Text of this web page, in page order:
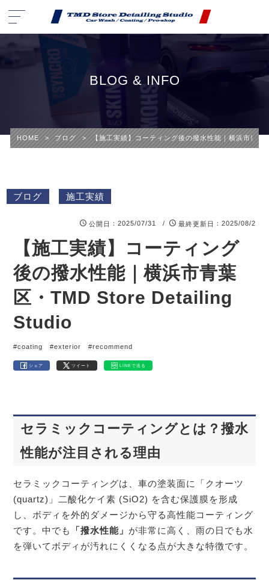
BLOG & INFO
HOME > ブログ > 【施工実績】コーティング後の撥水性能｜横浜市青
ブログ 施工実績
公開日 ：2025/07/31 / 最終更新日 ：2025/08/2
【施工実績】コーティング
後の撥水性能｜横浜市青葉
区・TMD Store Detailing
Studio
#coating #exterior #recommend
シェア ツイート LINEで送る
セラミックコーティングとは？撥水
性能が注目される理由
セラミックコーティングは、車の塗装面に「クオーツ
(quartz)」二酸化ケイ素 (SiO2) を含む保護膜を形成
し、ボディを外的ダメージから守る高性能コーティング
です。中でも
「撥水性能」 が非常に高く、雨の日でも水
を弾いてボディが汚れにくくなる点が大きな特徴です。